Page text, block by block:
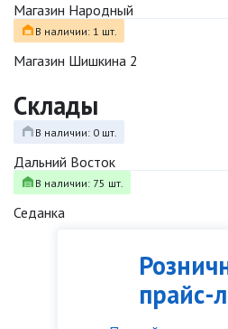
прайс-
Магазин Народный
В наличии: 1 шт.
Магазин Шишкина 2
Склады
В наличии: 0 шт.
Дальний Восток
В наличии: 75 шт.
Седанка